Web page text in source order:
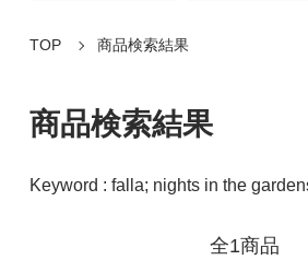
TOP 商品検索結果
商品検索結果
Keyword : falla; nights in the
全1商品